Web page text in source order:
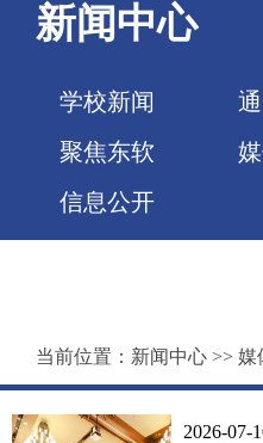
新闻中心
学校新闻
聚焦东软
信息公开
当前位置： 新闻中心 >> 媒
2026-07-